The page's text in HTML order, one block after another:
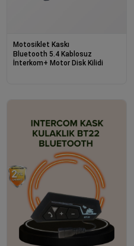
Motosiklet Kaskı
Bluetooth 5.4 Kablosuz
İnterkom+ Motor Disk Kilidi